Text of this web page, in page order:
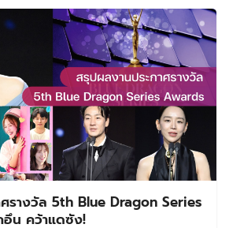
รางวัล 5th Blue Dragon Series
น คว้าแดซัง!